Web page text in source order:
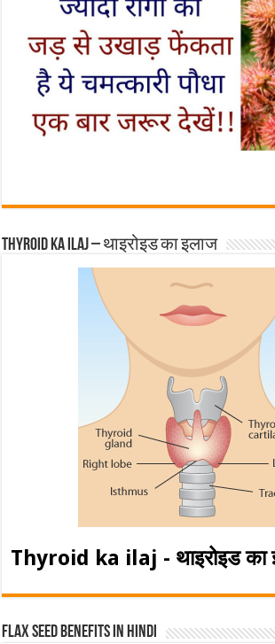
Thyroid ka ilaj – थाइरोइड का इलाज
Thyroid ka ilaj - थाइरोइड का
Flax Seed Benefits in hindi